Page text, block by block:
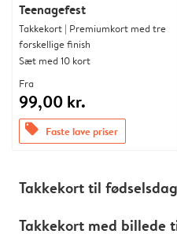
Teenagefest
Takkekort | Premiumkort med tre
forskellige finish
Sæt med 10 kort
Fra
99,00 kr.
offers Faste lave priser
Takkekort til fødselsdag
Takkekort med billede